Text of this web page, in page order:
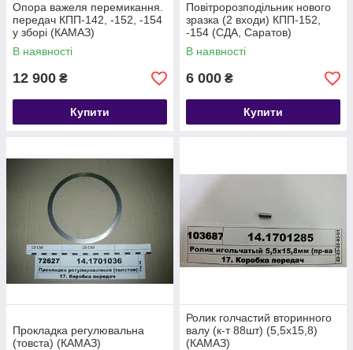
Опора важеля перемикання.
передач КПП-142, -152, -154
у зборі (КАМАЗ)
В наявності
12 900 ₴
Купити
Повітророзподільник нового
зразка (2 входи) КПП-152,
-154 (СДА, Саратов)
В наявності
6 000 ₴
Купити
Прокладка регулювальна
(товста) (КАМАЗ)
Ролик голчастий вторинного
валу (к-т 88шт) (5,5х15,8)
(КАМАЗ)